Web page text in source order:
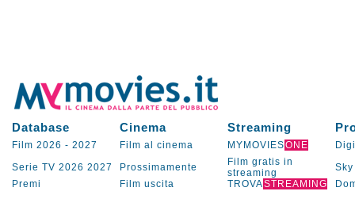
Database Cinema Streaming
Film 2026 - 2027 Film al cinema MYMOVIESONE
Serie TV 2026 2027 Prossimamente
Film gratis in
streaming
Sky
Premi
Film uscita TROVASTREAMING